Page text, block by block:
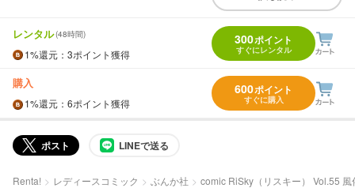
レンタル(48時間)
1%還元 ：3ポイント獲得
300ポイント
すぐにレンタル
購入
1%還元 ：6ポイント獲得
600ポイント
すぐに購入
ポスト LINEで送る
Renta! レディースコミック ぶんか社 comic RiSky（リスキー） Vol.55 風